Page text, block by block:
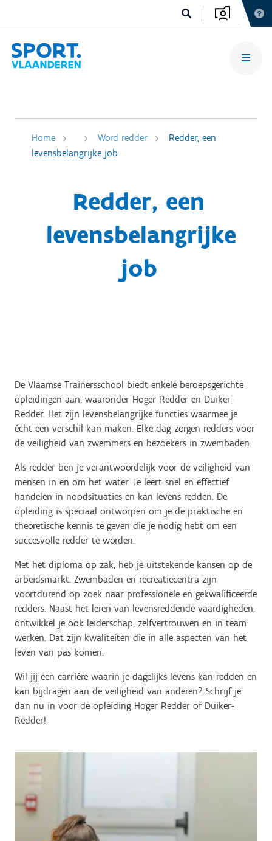
Home Word redder
Redder, een
levensbelangrijke job
Redder, een
levensbelangrijke
job
De Vlaamse Trainersschool biedt enkele beroepsgerichte
opleidingen aan, waaronder Hoger Redder en Duiker-
Redder. Het zijn levensbelangrijke functies waarmee je
écht een verschil kan maken. Elke dag zorgen redders voor
de veiligheid van zwemmers en bezoekers in zwembaden.
Als redder ben je verantwoordelijk voor de veiligheid van
mensen in en om het water. Je leert snel en effectief
handelen in noodsituaties en kan levens redden. De
opleiding is speciaal ontworpen om je de praktische en
theoretische kennis te geven die je nodig hebt om een
succesvolle redder te worden.
Met het diploma op zak, heb je uitstekende kansen op de
arbeidsmarkt. Zwembaden en recreatiecentra zijn
voortdurend op zoek naar professionele en gekwalificeerde
redders. Naast het leren van levensreddende vaardigheden,
ontwikkel je ook leiderschap, zelfvertrouwen en in team
werken. Dat zijn kwaliteiten die in alle aspecten van het
leven van pas komen.
Wil jij een carrière waarin je dagelijks levens kan redden en
kan bijdragen aan de veiligheid van anderen? Schrijf je
dan nu in voor de opleiding Hoger Redder of Duiker-
Redder!